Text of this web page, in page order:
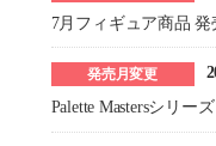
7月フィギュア商品
発売月変更
Palette Mastersシリー